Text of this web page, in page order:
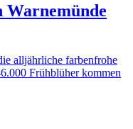
alljährliche farbenfrohe
Frühblüher kommen